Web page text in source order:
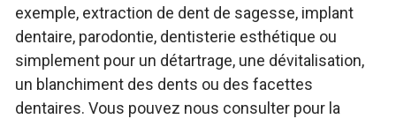
exemple, extraction de dent de sagesse, implant
dentaire, parodontie, dentisterie esthétique ou
simplement pour un détartrage, une dévitalisation,
un blanchiment des dents ou des facettes
dentaires. Vous pouvez nous consulter pour la